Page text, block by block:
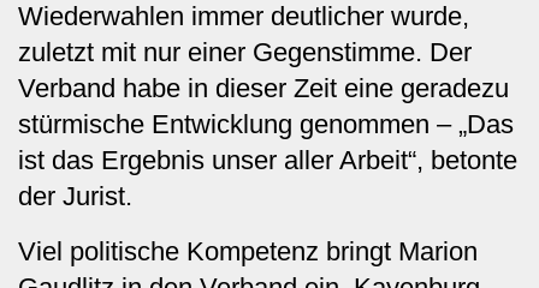
Wiederwahlen immer deutlicher wurde,
zuletzt mit nur einer Gegenstimme. Der
Verband habe in dieser Zeit eine geradezu
stürmische Entwicklung genommen – „Das
ist das Ergebnis unser aller Arbeit“, betonte
der Jurist.
Viel politische Kompetenz bringt Marion